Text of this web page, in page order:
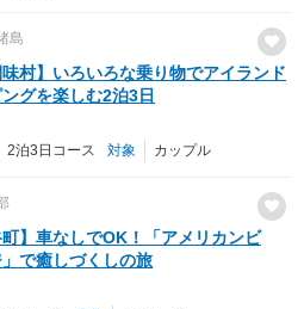
島
味村】いろいろな乗り物でアイランド
グを楽しむ2泊3日
2泊3日コース 対象 カップル
町】車なしでOK！「アメリカンビ
」で癒しづくしの旅